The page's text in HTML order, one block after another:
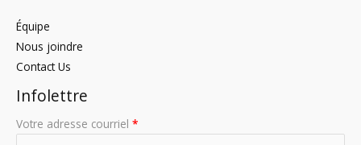
Équipe
Nous joindre
Contact Us
Infolettre
Votre adresse courriel *